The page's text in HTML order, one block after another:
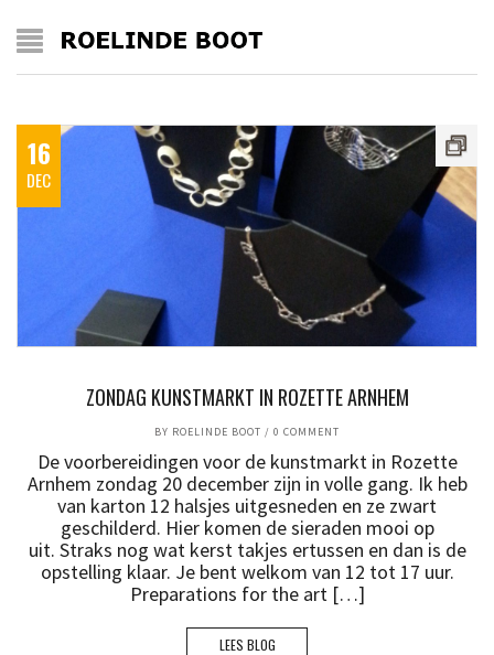
16
DEC
ZONDAG KUNSTMARKT IN ROZETTE ARNHEM
BY ROELINDE BOOT / 0 COMMENT
De voorbereidingen voor de kunstmarkt in Rozette
Arnhem zondag 20 december zijn in volle gang. Ik heb
van karton 12 halsjes uitgesneden en ze zwart
geschilderd. Hier komen de sieraden mooi op
uit. Straks nog wat kerst takjes ertussen en dan is de
opstelling klaar. Je bent welkom van 12 tot 17 uur.
Preparations for the art […]
LEES BLOG